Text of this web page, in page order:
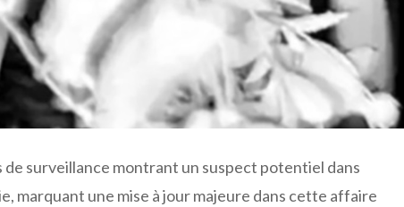
surveillance montrant un suspect potentiel dans
marquant une mise à jour majeure dans cette affaire